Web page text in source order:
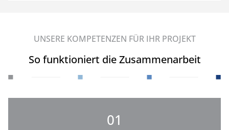
UNSERE KOMPETENZEN FÜR IHR PROJEKT
So funktioniert die Zusammenarbeit
01